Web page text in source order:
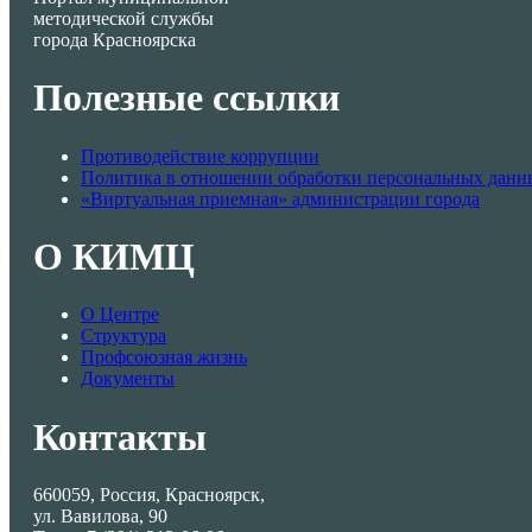
методической службы
города Красноярска
Полезные ссылки
Противодействие коррупции
Политика в отношении обработки персональных
«Виртуальная приемная» администрации города
О КИМЦ
О Центре
Структура
Профсоюзная жизнь
Документы
Контакты
660059, Россия, Красноярск,
ул. Вавилова, 90